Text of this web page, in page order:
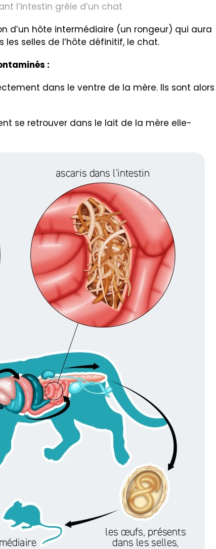
l’intestin grêle d’un chat
d’un hôte intermédiaire (un rongeur) qui aura
selles de l’hôte définitif, le chat.
:
dans le ventre de la mère. Ils sont alors
se retrouver dans le lait de la mère elle-